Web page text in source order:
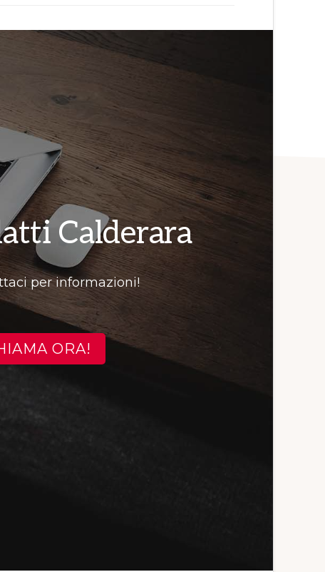
Calderara
per informazioni!
ORA!